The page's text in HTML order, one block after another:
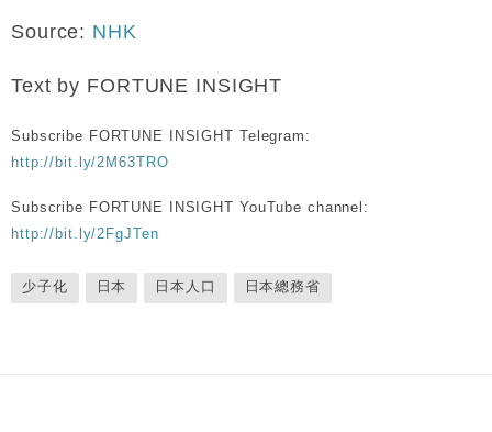
Source: NHK
Text by FORTUNE INSIGHT
Subscribe FORTUNE INSIGHT Telegram:
http://bit.ly/2M63TRO
Subscribe FORTUNE INSIGHT YouTube channel:
http://bit.ly/2FgJTen
少子化 日本 日本人口 日本總務省